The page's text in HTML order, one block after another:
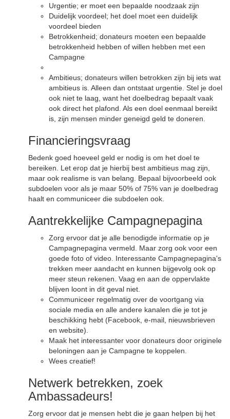
Urgentie; er moet een bepaalde noodzaak zijn
Duidelijk voordeel; het doel moet een duidelijk
voordeel bieden
Betrokkenheid; donateurs moeten een bepaalde
betrokkenheid hebben of willen hebben met een
Campagne
Ambitieus; donateurs willen betrokken zijn bij iets wat
ambitieus is. Alleen dan ontstaat urgentie. Stel je doel
ook niet te laag, want het doelbedrag bepaalt vaak
ook direct het plafond. Als een doel eenmaal bereikt
is, zijn mensen minder geneigd geld te doneren.
Financieringsvraag
Bedenk goed hoeveel geld er nodig is om het doel te
bereiken. Let erop dat je hierbij best ambitieus mag zijn,
maar ook realisme is van belang. Bepaal bijvoorbeeld ook
subdoelen voor als je maar 50% of 75% van je doelbedrag
haalt en communiceer die subdoelen ook.
Aantrekkelijke Campagnepagina
Zorg ervoor dat je alle benodigde informatie op je
Campagnepagina vermeld. Maar zorg ook voor een
goede foto of video. Interessante Campagnepagina's
trekken meer aandacht en kunnen bijgevolg ook op
meer steun rekenen. Vaag en aan de oppervlakte
blijven loont in dit geval niet.
Communiceer regelmatig over de voortgang via
sociale media en alle andere kanalen die je tot je
beschikking hebt (Facebook, e-mail, nieuwsbrieven
en website).
Maak het interessanter voor donateurs door originele
beloningen aan je Campagne te koppelen.
Wees creatief!
Netwerk betrekken, zoek
Ambassadeurs!
Zorg ervoor dat je mensen hebt die je gaan helpen bij het